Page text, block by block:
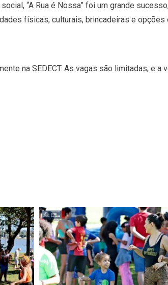
“A Rua é Nossa” foi um grande
físicas, culturais, brincadeiras e opções
na SEDECT. As vagas são limitadas, e a